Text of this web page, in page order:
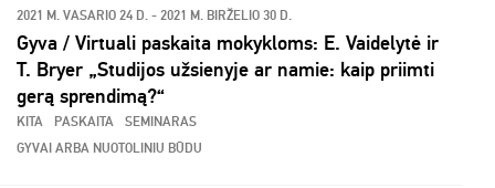
2021 M. VASARIO 24 D. - 2021 M. BIRŽELIO 30 D.
Gyva / Virtuali paskaita mokykloms: E. Vaidelytė ir
T. Bryer „Studijos užsienyje ar namie: kaip priimti
gerą sprendimą?“
KITA PASKAITA
SEMINARAS
GYVAI ARBA NUOTOLINIU BŪDU